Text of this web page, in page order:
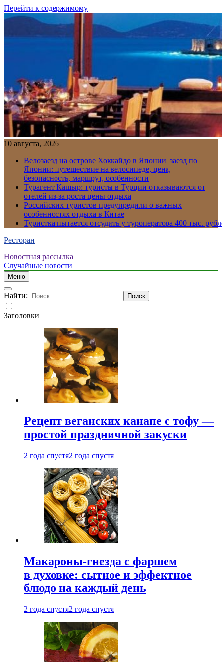
Перейти к содержимому
10 августа, 2026
Велозаезд на острове Хоккайдо в Японии, заезд по
Японии: путешествие на велосипеде, цена,
безопасность, маршрут, особенности
Турагент Кашыр: туристы в Турции отказываются от
отелей из-за роста цены отдыха
Российских туристов предупредили о важных
особенностях отдыха в Китае
Туристка пытается отсудить у туроператора 400 тыс.
Ресторан
Новостная рассылка
Случайные новости
Меню
Найти:
Заголовки
Рецепт веганских канапе с тофу —
простой праздничной закуски
2 года спустя2 года спустя
Макароны-гнезда с фаршем
в духовке: сытное и эффектное
блюдо на каждый день
2 года спустя2 года спустя